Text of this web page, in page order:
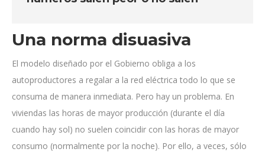
Una norma disuasiva
El modelo diseñado por el Gobierno obliga a los
autoproductores a regalar a la red eléctrica todo lo que se
consuma de manera inmediata. Pero hay un problema. En
viviendas las horas de mayor producción (durante el día
cuando hay sol) no suelen coincidir con las horas de mayor
consumo (normalmente por la noche). Por ello, a veces, sólo